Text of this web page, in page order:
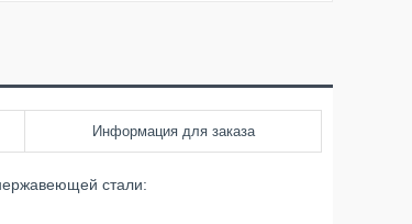
Информация для заказа
стали: